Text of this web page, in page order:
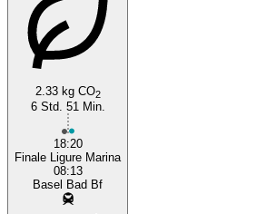
2.33 kg CO2
6 Std. 51 Min.
18:20
Finale Ligure Marina
08:13
Basel Bad Bf